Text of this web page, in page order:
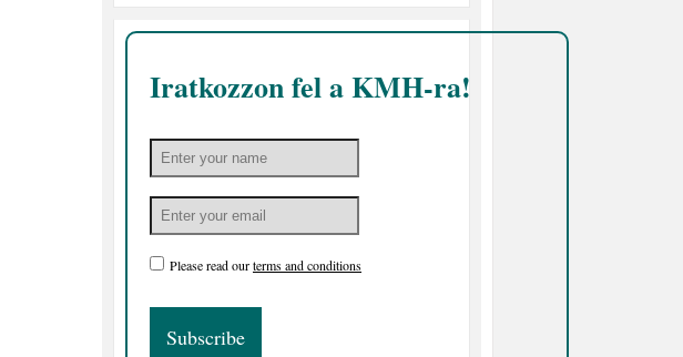
Iratkozzon fel a KMH-ra!
Please read ourterms and conditions